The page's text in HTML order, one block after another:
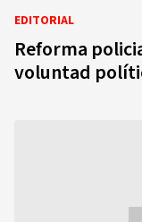
EDITORIAL
Reforma
voluntad